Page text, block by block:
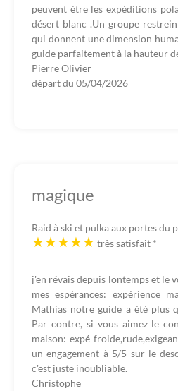
peuvent ètre les expéditions
désert blanc .Un groupe
qui donnent une dimension
guide parfaitement à la hauteur
Pierre Olivier
départ du 05/04/2026
magique
Raid à ski et pulka aux portes du
très satisfait *
j'en révais depuis lontemps et le
mes espérances: expérience
Mathias notre guide a été plus
Par contre, si vous aimez le
maison: expé
un engagement à 5/5 sur le
c'est juste inoubliable.
Christophe